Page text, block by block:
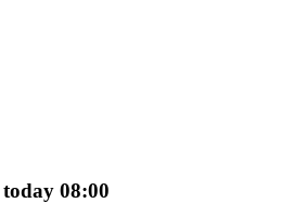
Sao chép
và hoa hồng giao dịch sao chép
08:00